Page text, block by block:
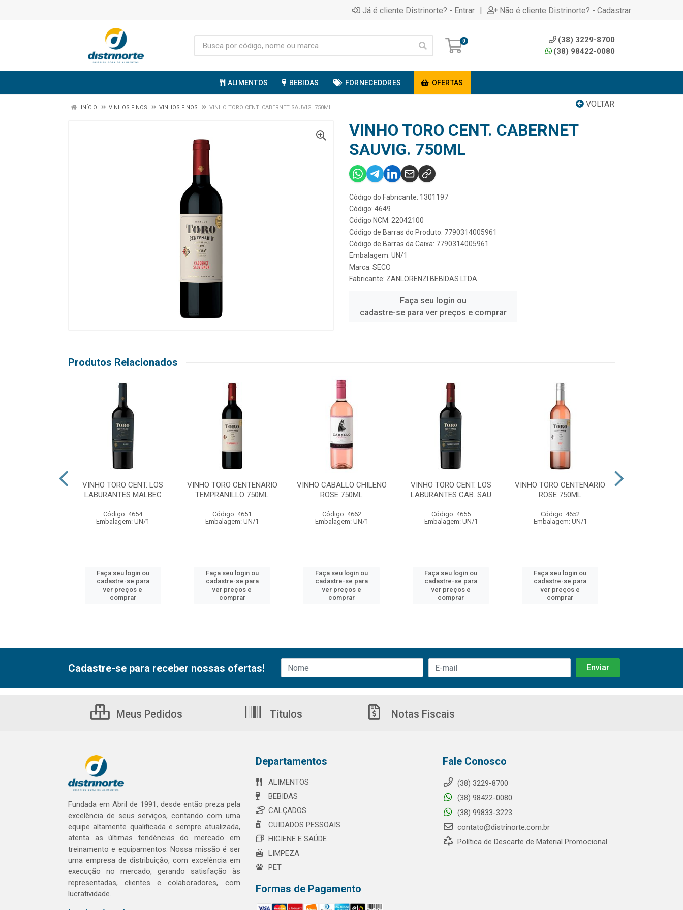
Já é cliente Distrinorte? - Entrar | Não é cliente Distrinorte? - Cadastrar
0
(38) 3229-8700
(38) 98422-0080
ALIMENTOS BEBIDAS FORNECEDORES OFERTAS
VOLTAR
INÍCIO VINHOS FINOS VINHOS FINOS VINHO TORO CENT. CABERNET SAUVIG. 750ML
VINHO TORO CENT. CABERNET
SAUVIG. 750ML
Código do Fabricante: 1301197
Código: 4649
Código NCM: 22042100
Código de Barras do Produto: 7790314005961
Código de Barras da Caixa: 7790314005961
Embalagem: UN/1
Marca: SECO
Fabricante: ZANLORENZI BEBIDAS LTDA
Faça seu login ou
cadastre-se para ver preços e comprar
Produtos Relacionados
VINHO TORO CENT. LOS
LABURANTES MALBEC
Código: 4654
Embalagem: UN/1
Faça seu login ou
cadastre-se para
ver preços e
comprar
VINHO TORO CENTENARIO
TEMPRANILLO 750ML
Código: 4651
Embalagem: UN/1
Faça seu login ou
cadastre-se para
ver preços e
comprar
VINHO CABALLO CHILENO
ROSE 750ML
Código: 4662
Embalagem: UN/1
Faça seu login ou
cadastre-se para
ver preços e
comprar
VINHO TORO CENT. LOS
LABURANTES CAB. SAU
Código: 4655
Embalagem: UN/1
Faça seu login ou
cadastre-se para
ver preços e
comprar
VINHO TORO CENTENARIO
ROSE 750ML
Código: 4652
Embalagem: UN/1
Faça seu login ou
cadastre-se para
ver preços e
comprar
Cadastre-se para receber nossas ofertas!
Meus Pedidos Títulos Notas Fiscais
Fundada em Abril de 1991, desde então preza pela
excelência de seus serviços, contando com uma
equipe altamente qualificada e sempre atualizada,
atenta as últimas tendências do mercado em
treinamento e equipamentos. Nossa missão é ser
uma empresa de distribuição, com excelência em
execução no mercado, gerando satisfação às
representadas, clientes e colaboradores, com
lucratividade.
Departamentos
ALIMENTOS
BEBIDAS
CALÇADOS
CUIDADOS PESSOAIS
HIGIENE E SAÚDE
LIMPEZA
PET
Formas de Pagamento
Fale Conosco
(38) 3229-8700
(38) 98422-0080
(38) 99833-3223
contato@distrinorte.com.br
Política de Descarte de Material Promocional